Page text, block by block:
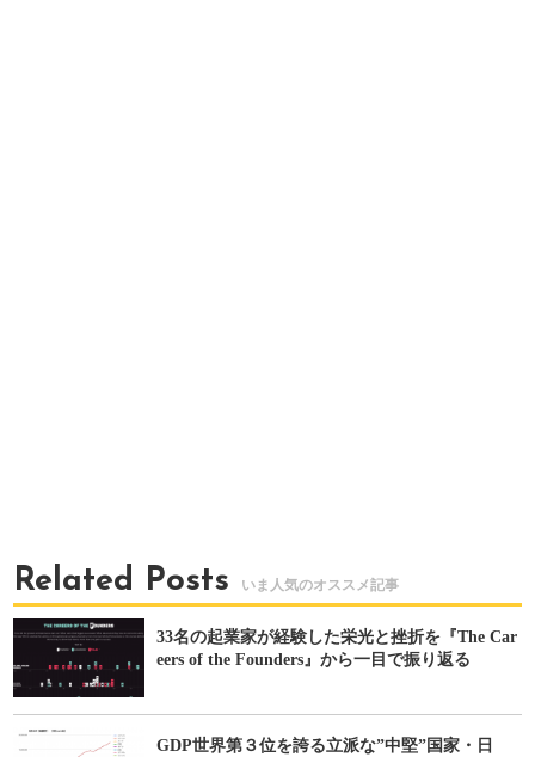
Related Posts
33名の起業家が経験した栄光と挫折を『The Car
eers of the Founders』から一目で振り返る
GDP世界第３位を誇る立派な”中堅”国家・日